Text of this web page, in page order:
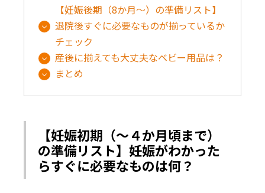
【妊娠後期（8か月～）の準備リスト】
退院後すぐに必要なものが揃っているか
チェック
産後に揃えても大丈夫なベビー用品は？
まとめ
【妊娠初期（～４か月頃まで）
の準備リスト】妊娠がわかった
らすぐに必要なものは何？